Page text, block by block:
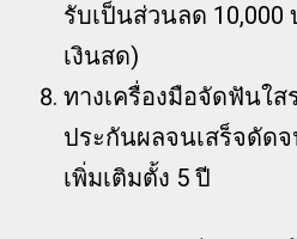
รับเป็นส่วนลด 10,000
เงินสด)
ทางเครื่องมือจัดฟันใส
ประกันผลจนเสร็จดัด
เพิ่มเติมตั้ง 5 ปี